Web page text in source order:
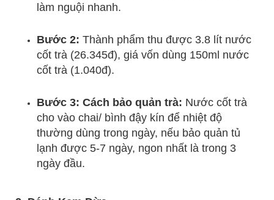
làm nguội nhanh.
Bước 2: Thành phẩm thu được 3.8 lít nước
cốt trà (26.345đ), giá vốn dùng 150ml nước
cốt trà (1.040đ).
Bước 3: Cách bảo quản trà: Nước cốt trà
cho vào chai/ bình đậy kín để nhiệt độ
thường dùng trong ngày, nếu bảo quản tủ
lạnh được 5-7 ngày, ngon nhất là trong 3
ngày đầu.